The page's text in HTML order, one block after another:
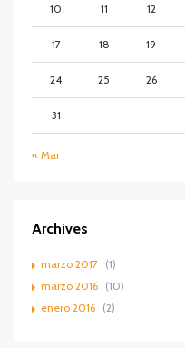
10 11 12
17 18 19
24 25 26
31
« Mar
Archives
marzo 2017 (1)
marzo 2016 (10)
enero 2016 (2)